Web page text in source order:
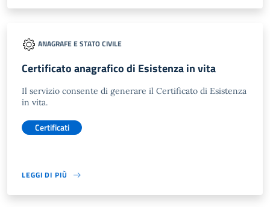
ANAGRAFE E STATO CIVILE
Certificato anagrafico di Esistenza in vita
Il servizio consente di generare il Certificato di Esistenza
in vita.
Certificati
LEGGI DI PIÙ